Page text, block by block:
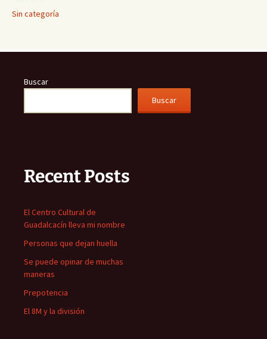
Sin categoría
Buscar
Buscar
Recent Posts
El Centro Cultural de
Guadalcacín lleva mi nombre
Personas que dejan huella
Se puede opinar de muchas
maneras
Prepotencia
El 8M y la división